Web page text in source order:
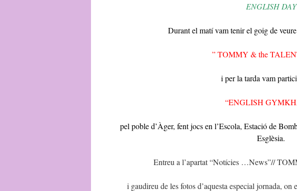
ENGLISH DAY
Durant el matí vam tenir el goig de
” TOMMY & the
i per la tarda vam
“ENGLISH
pel poble d’Àger, fent jocs en l’Escola, Estació de
Esglèsia.
Entreu a l’apartat “Notícies …News”//
i gaudireu de les fotos d’aquesta especial jornada,